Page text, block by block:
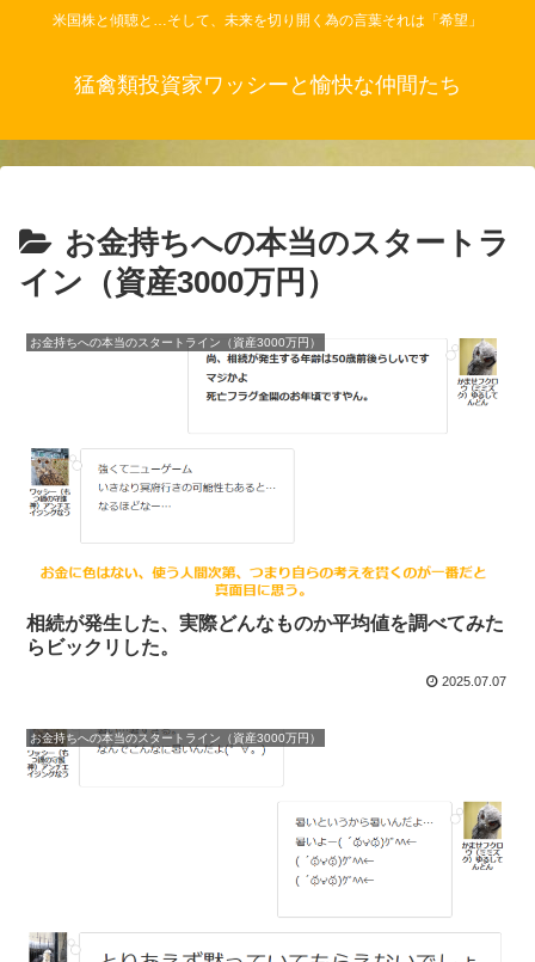
米国株と傾聴と…そして、未来を切り開く為の言葉それは「希望」
猛禽類投資家ワッシーと愉快な仲間たち
お金持ちへの本当のスタートラ
イン（資産3000万円）
お金持ちへの本当のスタートライン（資産3000万円）
相続が発生した、実際どんなものか平均値を調べてみた
らビックリした。
2025.07.07
お金持ちへの本当のスタートライン（資産3000万円）